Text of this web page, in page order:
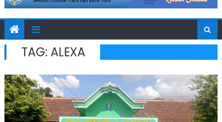
TAG: ALEXA